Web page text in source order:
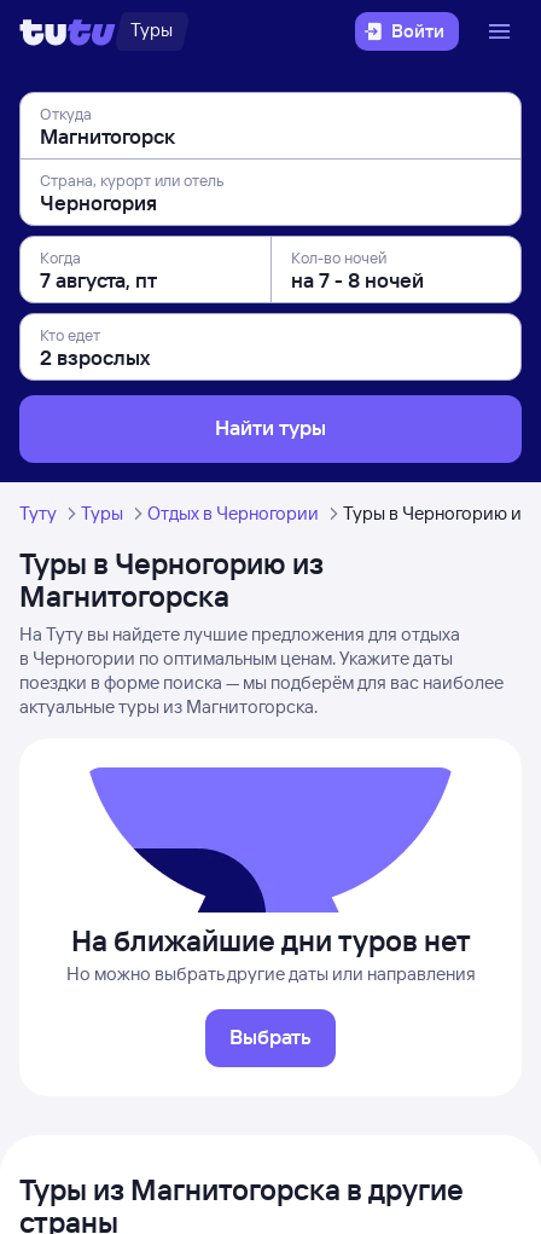
Туры Войти
Откуда
Страна, курорт или отель
Когда Кол-во ночей
Кто едет
Найти туры
Туту Туры Отдых в Черногории Туры в Черногорию из
Туры в Черногорию из
Магнитогорска
На Туту вы найдете лучшие предложения для отдыха
в Черногории по оптимальным ценам. Укажите даты
поездки в форме поиска — мы подберём для вас наиболее
актуальные туры из Магнитогорска.
На ближайшие дни туров нет
Но можно выбрать другие даты или направления
Выбрать
Туры из Магнитогорска в другие
страны